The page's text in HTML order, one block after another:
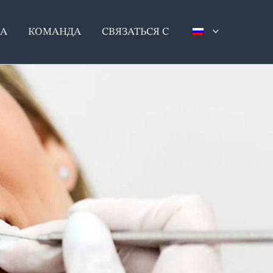
КОМАНДА СВЯЗАТЬСЯ С